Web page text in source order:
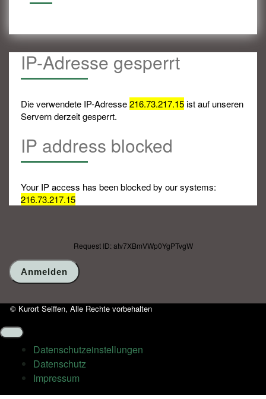
IP-Adresse gesperrt
Die verwendete IP-Adresse216.73.217.15ist auf unseren
Servern derzeit gesperrt.
IP address blocked
Your IP access has been blocked by our systems:
216.73.217.15
Request ID: atv7XBmVWp0YgPTvgW
© Kurort Seiffen, Alle Rechte vorbehalten
Datenschutz­einstellungen
Datenschutz
Impressum